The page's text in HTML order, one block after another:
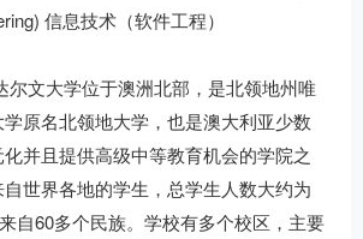
信息技术（软件工程）
尔文大学位于澳洲北部，是北领地州唯
原名北领地大学，也是澳大利亚少数
并且提供高级中等教育机会的学院之
世界各地的学生，总学生人数大约为
自60多个民族。学校有多个校区，主要